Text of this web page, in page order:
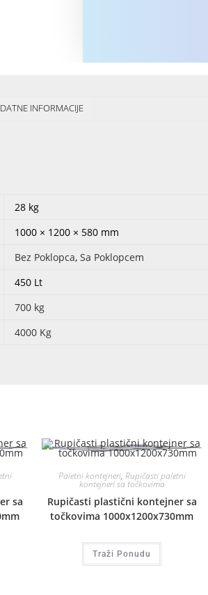
INFORMACIJE
28 kg
1000 × 1200 × 580 mm
Bez Poklopca, Sa Poklopcem
450 Lt
700 kg
4000 Kg
sa
Paletni kontejneri, Rupičasti paletni
kontejneri sa točkovima
Rupičasti plastični kontejner sa
točkovima 1000x1200x730mm
Traži Ponudu